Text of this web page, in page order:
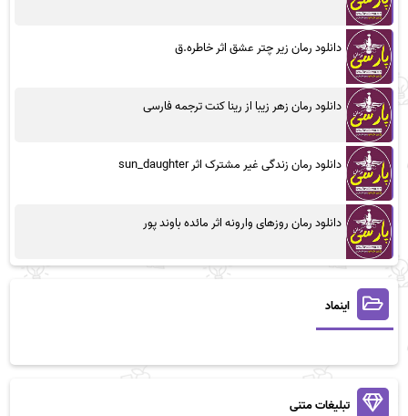
دانلود رمان زیر چتر عشق اثر خاطره.ق
دانلود رمان زهر زیبا از رینا کنت ترجمه فارسی
دانلود رمان زندگی غیر مشترک اثر sun_daughter
دانلود رمان روزهای وارونه اثر مائده باوند پور
اینماد
تبلیغات متنی